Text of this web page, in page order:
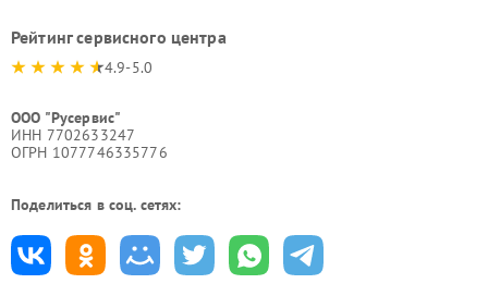
Рейтинг сервисного центра
4.9-5.0
ООО "Русервис"
ИНН 7702633247
ОГРН 1077746335776
Поделиться в соц. сетях: